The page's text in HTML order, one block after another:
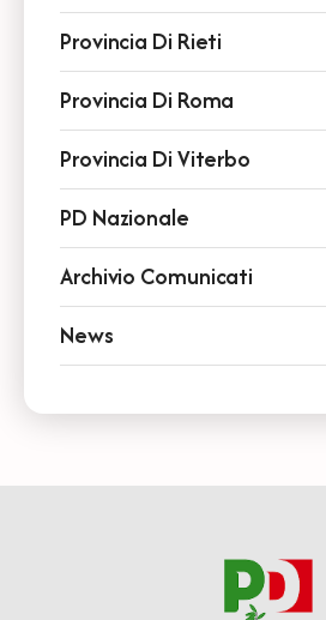
Provincia Di Rieti
Provincia Di Roma
Provincia Di Viterbo
PD Nazionale
Archivio Comunicati
News